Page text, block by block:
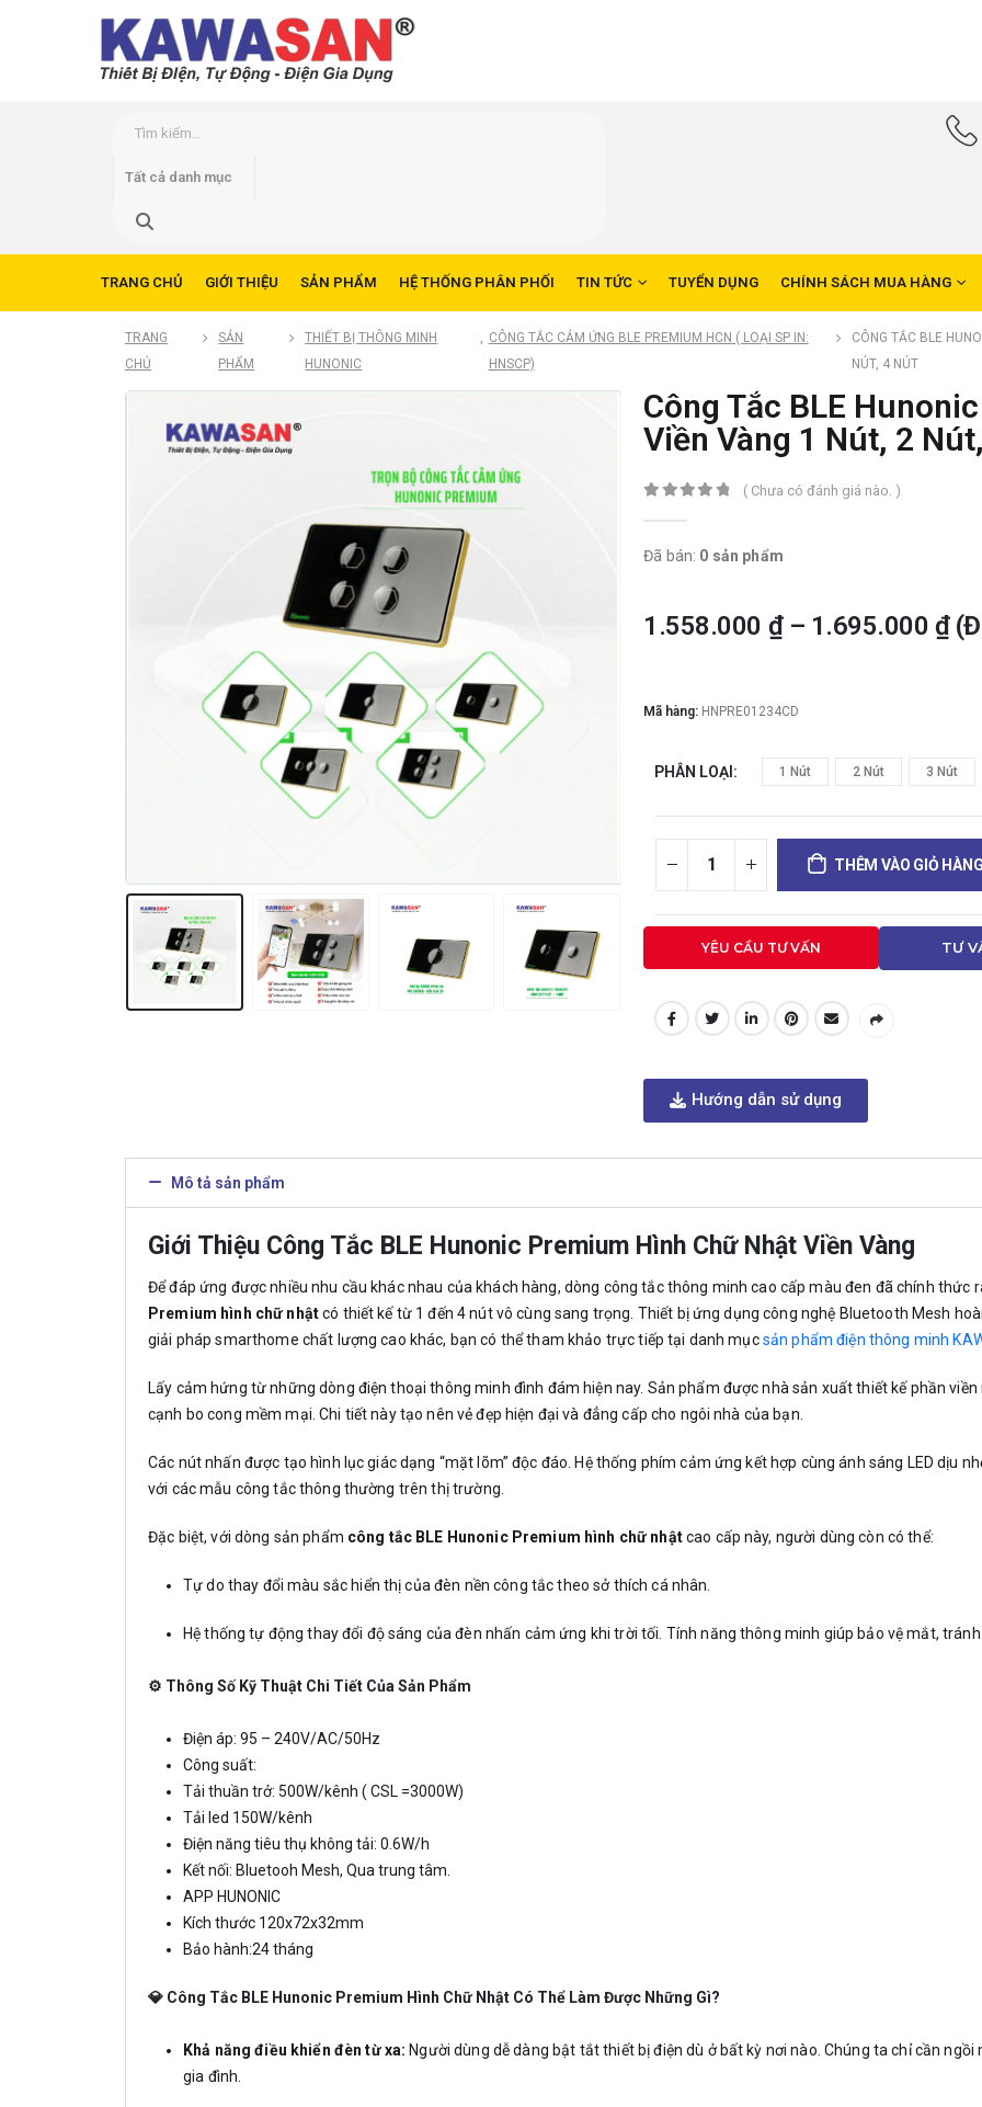
TRANG CHỦ GIỚI THIỆU SẢN PHẨM HỆ THỐNG PHÂN PHỐI TIN TỨC TUYỂN DỤNG CHÍNH SÁCH MUA HÀNG
TRANG
CHỦ
SẢN
PHẨM
THIẾT BỊ THÔNG MINH
HUNONIC
, CÔNG TẮC CẢM ỨNG BLE PREMIUM HCN ( LOẠI SP IN:
HNSCP)
CÔNG TẮC BLE
NÚT, 4 NÚT
Công Tắc BLE
Viền Vàng 1 Nút, 2
( Chưa có đánh giá nào. )
Đã bán: 0 sản phẩm
1.558.000 ₫– 1.695.000 ₫
Mã hàng: HNPRE01234CD
PHÂN LOẠI 1 Nút 2 Nút 3 Nút
THÊM VÀO GIỎ
YÊU CẦU TƯ VẤN TƯ
Hướng dẫn sử dụng
Mô tả sản phẩm
Giới Thiệu Công Tắc BLE Hunonic Premium Hình Chữ Nhật Viền Vàng
Để đáp ứng được nhiều nhu cầu khác nhau của khách hàng, dòng công tắc thông minh cao cấp màu đen đã chính thức
Premium hình chữ nhậtcó thiết kế từ 1 đến 4 nút vô cùng sang trọng. Thiết bị ứng dụng công nghệ Bluetooth Mesh
giải pháp smarthome chất lượng cao khác, bạn có thể tham khảo trực tiếp tại danh mụcsản phẩm điện thông minh
Lấy cảm hứng từ những dòng điện thoại thông minh đình đám hiện nay. Sản phẩm được nhà sản xuất thiết kế phần
cạnh bo cong mềm mại. Chi tiết này tạo nên vẻ đẹp hiện đại và đẳng cấp cho ngôi nhà của bạn.
Các nút nhấn được tạo hình lục giác dạng “mặt lõm” độc đáo. Hệ thống phím cảm ứng kết hợp cùng ánh sáng LED dịu
với các mẫu công tắc thông thường trên thị trường.
Đặc biệt, với dòng sản phẩm công tắc BLE Hunonic Premium hình chữ nhậtcao cấp này, người dùng còn có thể:
Tự do thay đổi màu sắc hiển thị của đèn nền công tắc theo sở thích cá nhân.
Hệ thống tự động thay đổi độ sáng của đèn nhấn cảm ứng khi trời tối. Tính năng thông minh giúp bảo vệ mắt,
⚙️ Thông Số Kỹ Thuật Chi Tiết Của Sản Phẩm
Điện áp: 95 – 240V/AC/50Hz
Công suất:
Tải thuần trở: 500W/kênh ( CSL =3000W)
Tải led 150W/kênh
Điện năng tiêu thụ không tải: 0.6W/h
Kết nối: Bluetooh Mesh, Qua trung tâm.
APP HUNONIC
Kích thước 120x72x32mm
Bảo hành:24 tháng
💎 Công Tắc BLE Hunonic Premium Hình Chữ Nhật Có Thể Làm Được Những Gì?
Khả năng điều khiển đèn từ xa: Người dùng dễ dàng bật tắt thiết bị điện dù ở bất kỳ nơi nào. Chúng ta chỉ cần
gia đình.